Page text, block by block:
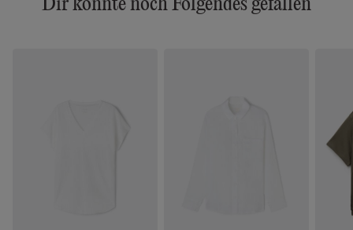
Dir könnte noch Folgendes gefallen